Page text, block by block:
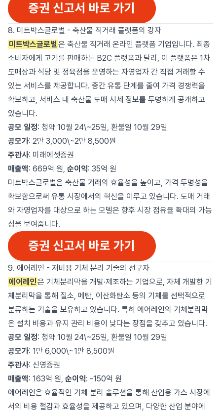
8. 미트박스글로벌 - 축산물 직거래 플랫폼의 강자
미트박스글로벌은 축산물 직거래 온라인 플랫폼 기업입니다. 최종
소비자에게 고기를 판매하는 B2C 플랫폼과 달리, 이 플랫폼은 1차
도매상과 식당 및 정육점을 운영하는 자영업자 간 직접 거래할 수
있는 서비스를 제공합니다. 중간 유통 단계를 줄여 가격 경쟁력을
확보하고, 서비스 내 축산물 도매 시세 정보를 투명하게 공개하고
있습니다.
공모 일정: 청약 10월 24\~25일, 환불일 10월 29일
공모가: 2만 3,000\~2만 8,500원
주관사: 미래에셋증권
매출액: 669억 원, 순이익: 35억 원
미트박스글로벌은 축산물 거래의 효율성을 높이고, 가격 투명성을
확보함으로써 유통 시장에서의 혁신을 이루고 있습니다. 도매 거래
와 자영업자를 대상으로 하는 모델은 향후 시장 점유율 확대의 가능
성을 보여줍니다.
9. 에어레인 - 저비용 기체 분리 기술의 선구자
에어레인은 기체분리막을 개발·제조하는 기업으로, 자체 개발한 기
체분리막을 통해 질소, 메탄, 이산화탄소 등의 기체를 선택적으로
분류하는 기술을 보유하고 있습니다. 특히 에어레인의 기체분리막
은 설치 비용과 유지 관리 비용이 낮다는 장점을 갖추고 있습니다.
공모 일정: 청약 10월 24\~25일, 환불일 10월 29일
공모가: 1만 6,000\~1만 8,500원
주관사: 신영증권
매출액: 163억 원, 순이익: -150억 원
에어레인은 효율적인 기체 분리 솔루션을 통해 산업용 가스 시장에
서의 비용 절감과 효율성을 제공하고 있으며, 다양한 산업 분야에